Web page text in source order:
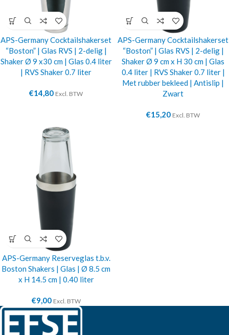
APS-Germany Cocktailshakerset
“Boston” | Glas RVS | 2-delig |
Shaker Ø 9 x30 cm | Glas 0.4 liter
| RVS Shaker 0.7 liter
€14,80 Excl. BTW
APS-Germany Cocktailshakerset
“Boston” | Glas RVS | 2-delig |
Shaker Ø 9 cm x H 30 cm | Glas
0.4 liter | RVS Shaker 0.7 liter |
Met rubber bekleed | Antislip |
Zwart
€15,20 Excl. BTW
APS-Germany Reserveglas t.b.v.
Boston Shakers | Glas | Ø 8.5 cm
x H 14.5 cm | 0.40 liter
€9,00 Excl. BTW